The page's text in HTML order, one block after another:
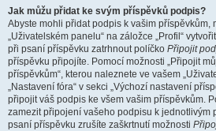
Jak můžu přidat ke svým příspěvků podpis?
Abyste mohli přidat podpis k vašim příspěvkům,
„Uživatelském panelu“ na záložce „Profil“
při psaní příspěvku zatrhnout políčko Připojit
příspěvku připojíte. Pomocí možnosti „Připojit
příspěvkům“, kterou naleznete ve vašem
„Nastavení fóra“ v sekci „Výchozí nastavení
připojit váš podpis ke všem vašim příspěvkům.
zamezit připojení vašeho podpisu k jednotlivým
psaní příspěvku zrušíte zaškrtnutí možnosti